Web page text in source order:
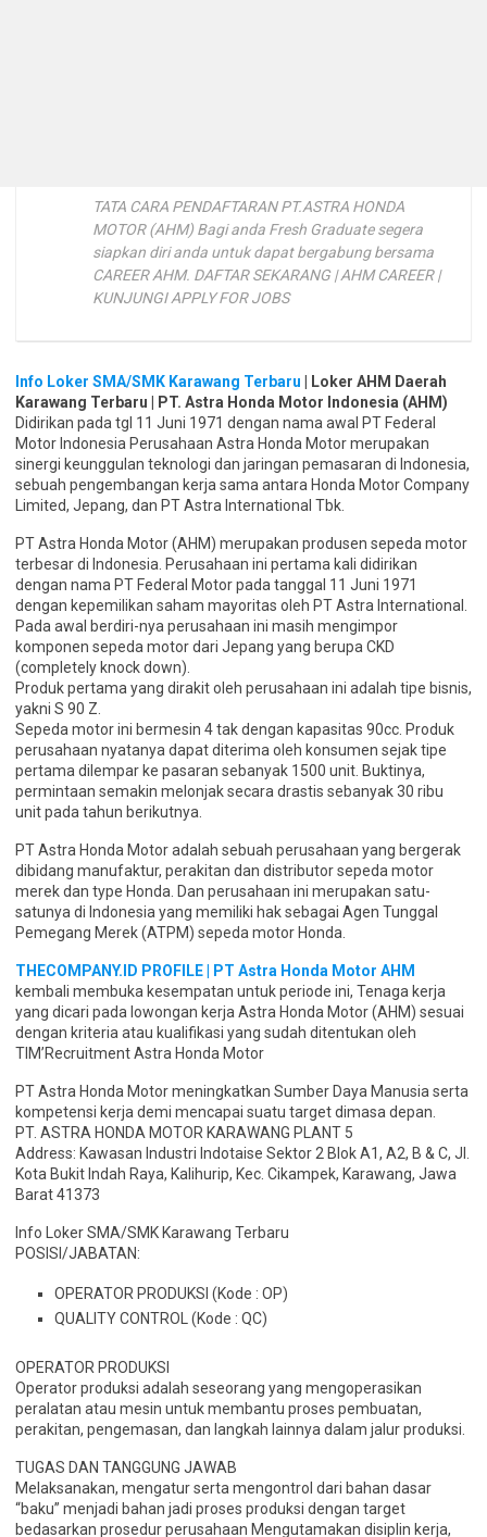
TATA CARA PENDAFTARAN PT.ASTRA HONDA
MOTOR (AHM) Bagi anda Fresh Graduate segera
siapkan diri anda untuk dapat bergabung bersama
CAREER AHM. DAFTAR SEKARANG | AHM CAREER |
KUNJUNGI APPLY FOR JOBS
Info Loker SMA/SMK Karawang Terbaru | Loker AHM Daerah
Karawang Terbaru | PT. Astra Honda Motor Indonesia (AHM)
Didirikan pada tgl 11 Juni 1971 dengan nama awal PT Federal
Motor Indonesia Perusahaan Astra Honda Motor merupakan
sinergi keunggulan teknologi dan jaringan pemasaran di Indonesia,
sebuah pengembangan kerja sama antara Honda Motor Company
Limited, Jepang, dan PT Astra International Tbk.
PT Astra Honda Motor (AHM) merupakan produsen sepeda motor
terbesar di Indonesia. Perusahaan ini pertama kali didirikan
dengan nama PT Federal Motor pada tanggal 11 Juni 1971
dengan kepemilikan saham mayoritas oleh PT Astra International.
Pada awal berdiri-nya perusahaan ini masih mengimpor
komponen sepeda motor dari Jepang yang berupa CKD
(completely knock down).
Produk pertama yang dirakit oleh perusahaan ini adalah tipe bisnis,
yakni S 90 Z.
Sepeda motor ini bermesin 4 tak dengan kapasitas 90cc. Produk
perusahaan nyatanya dapat diterima oleh konsumen sejak tipe
pertama dilempar ke pasaran sebanyak 1500 unit. Buktinya,
permintaan semakin melonjak secara drastis sebanyak 30 ribu
unit pada tahun berikutnya.
PT Astra Honda Motor adalah sebuah perusahaan yang bergerak
dibidang manufaktur, perakitan dan distributor sepeda motor
merek dan type Honda. Dan perusahaan ini merupakan satu-
satunya di Indonesia yang memiliki hak sebagai Agen Tunggal
Pemegang Merek (ATPM) sepeda motor Honda.
THECOMPANY.ID PROFILE | PT Astra Honda Motor AHM
kembali membuka kesempatan untuk periode ini, Tenaga kerja
yang dicari pada lowongan kerja Astra Honda Motor (AHM) sesuai
dengan kriteria atau kualifikasi yang sudah ditentukan oleh
TIM’Recruitment Astra Honda Motor
PT Astra Honda Motor meningkatkan Sumber Daya Manusia serta
kompetensi kerja demi mencapai suatu target dimasa depan.
PT. ASTRA HONDA MOTOR KARAWANG PLANT 5
Address: Kawasan Industri Indotaise Sektor 2 Blok A1, A2, B & C, Jl.
Kota Bukit Indah Raya, Kalihurip, Kec. Cikampek, Karawang, Jawa
Barat 41373
Info Loker SMA/SMK Karawang Terbaru
POSISI/JABATAN:
OPERATOR PRODUKSI (Kode : OP)
QUALITY CONTROL (Kode : QC)
OPERATOR PRODUKSI
Operator produksi adalah seseorang yang mengoperasikan
peralatan atau mesin untuk membantu proses pembuatan,
perakitan, pengemasan, dan langkah lainnya dalam jalur produksi.
TUGAS DAN TANGGUNG JAWAB
Melaksanakan, mengatur serta mengontrol dari bahan dasar
“baku” menjadi bahan jadi proses produksi dengan target
bedasarkan prosedur perusahaan Mengutamakan disiplin kerja,